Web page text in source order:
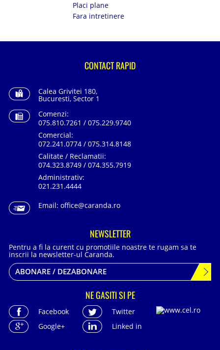
Placi plane
Fara intretinere
CONTACT RAPID
Calea Grivitei 180,
Bucuresti, Sector 1
Comenzi:
075.810.7261 / 075.229.9740
Comercial:
072.241.0774 / 075.314.8148
Calitate / Reclamatii:
074.323.8749 / 074.355.7919
Administrativ:
021.231.4444
Email: office@caranda.ro
NEWSLETTER
Pentru a fi la curent cu promotiile noastre te rugam sa te
inscrii la newsletter-ul Caranda.
ABONARE / DEZABONARE
NE GASITI SI PE
Facebook
Twitter
Google+
Linked in